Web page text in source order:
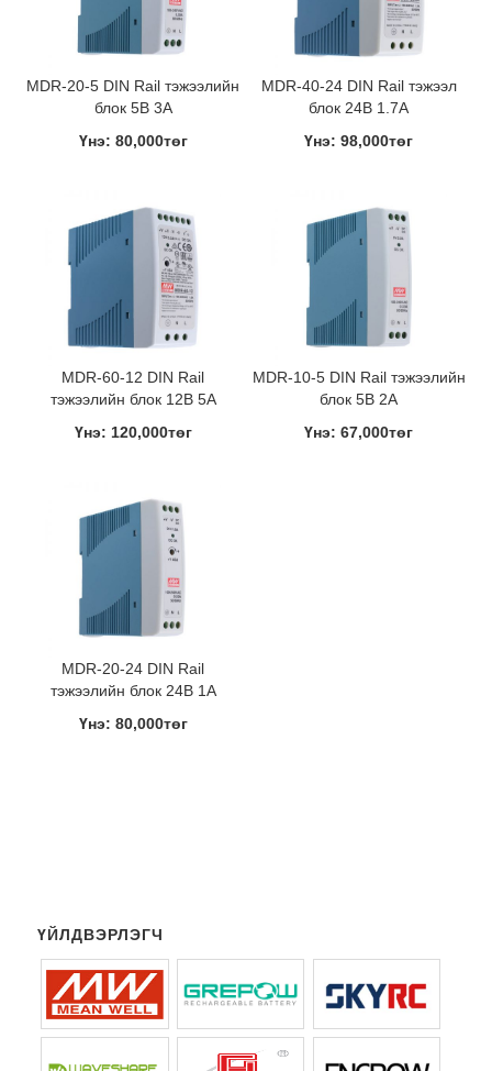
MDR-20-5 DIN Rail тэжээлийн
блок 5В 3A
Үнэ: 80,000төг
MDR-40-24 DIN Rail тэжээл
блок 24В 1.7A
Үнэ: 98,000төг
MDR-60-12 DIN Rail
тэжээлийн блок 12В 5A
Үнэ: 120,000төг
MDR-10-5 DIN Rail тэжээлийн
блок 5В 2A
Үнэ: 67,000төг
MDR-20-24 DIN Rail
тэжээлийн блок 24В 1A
Үнэ: 80,000төг
ҮЙЛДВЭРЛЭГЧ